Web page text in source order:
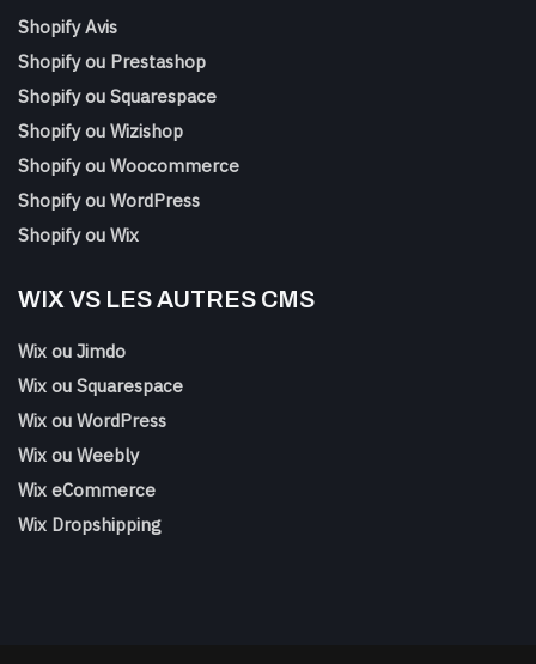
Shopify Avis
Shopify ou Prestashop
Shopify ou Squarespace
Shopify ou Wizishop
Shopify ou Woocommerce
Shopify ou WordPress
Shopify ou Wix
WIX VS LES AUTRES CMS
Wix ou Jimdo
Wix ou Squarespace
Wix ou WordPress
Wix ou Weebly
Wix eCommerce
Wix Dropshipping